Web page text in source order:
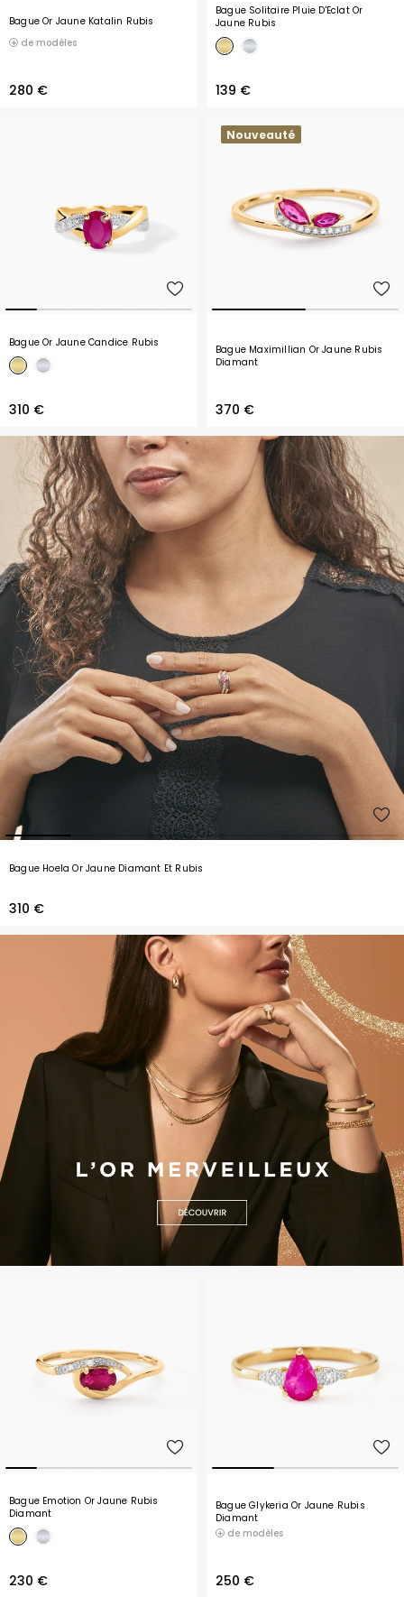
Bague Or Jaune Katalin Rubis
de modèles
280 €
Bague Solitaire Pluie D'Eclat Or
Jaune Rubis
139 €
Bague Or Jaune Candice Rubis
310 €
Nouveauté
Bague Maximillian Or Jaune Rubis
Diamant
370 €
Bague Hoela Or Jaune Diamant Et Rubis
310 €
Bague Emotion Or Jaune Rubis
Diamant
230 €
Bague Glykeria Or Jaune Rubis
Diamant
de modèles
250 €